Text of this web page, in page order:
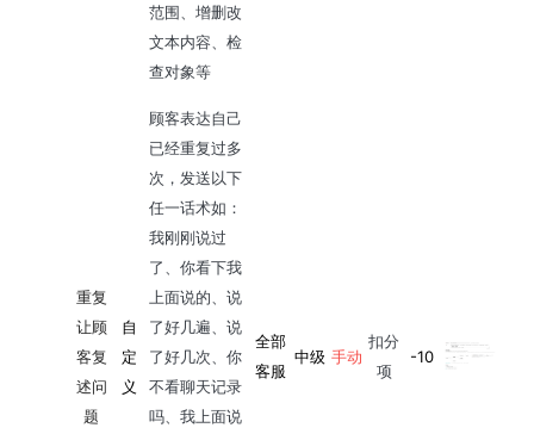
范围、增删改
文本内容、检
查对象等
重复
让顾
客复
述问
题
自
定
义
顾客表达自己
已经重复过多
次，发送以下
任一话术如：
我刚刚说过
了、你看下我
上面说的、说
了好几遍、说
了好几次、你
不看聊天记录
吗、我上面说
全部
客服
中级 手动
扣分
项
-10